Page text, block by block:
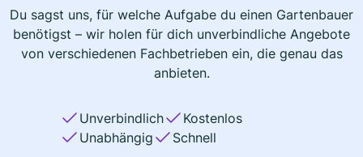
Du sagst uns, für welche Aufgabe du einen Gartenbauer
benötigst – wir holen für dich unverbindliche Angebote
von verschiedenen Fachbetrieben ein, die genau das
anbieten.
Unverbindlich
Kostenlos
Unabhängig
Schnell